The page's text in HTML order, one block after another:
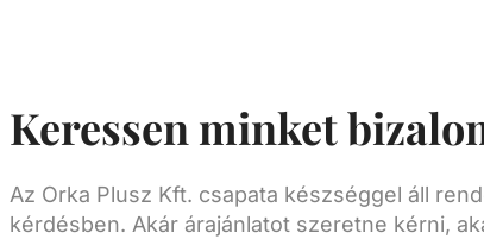
Keressen minket
Az Orka Plusz Kft. csapata készséggel áll
kérdésben. Akár árajánlatot szeretne kérni,